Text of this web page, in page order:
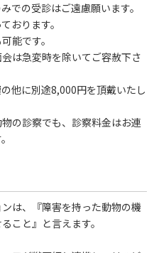
での受診はご遠慮願います。
おります。
能です。
は急変時を除いてご容赦下さ
他に別途8,000円を頂戴いたし
の診察でも、診察料金はお連
は、『障害を持った動物の機
こと』と言えます。